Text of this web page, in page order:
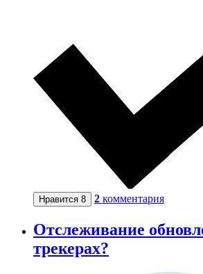
Нравится 8 2 комментария
Отслеживание
трекерах?